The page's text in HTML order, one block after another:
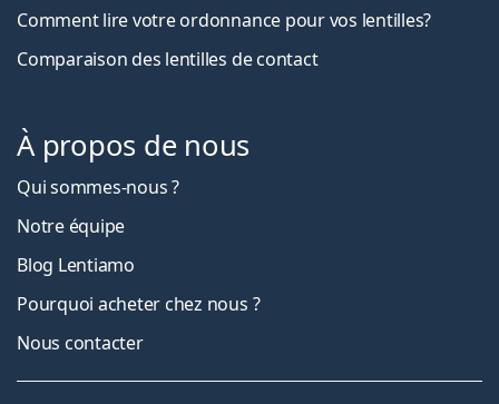
Comment lire votre ordonnance pour vos lentilles?
Comparaison des lentilles de contact
À propos de nous
Qui sommes-nous ?
Notre équipe
Blog Lentiamo
Pourquoi acheter chez nous ?
Nous contacter